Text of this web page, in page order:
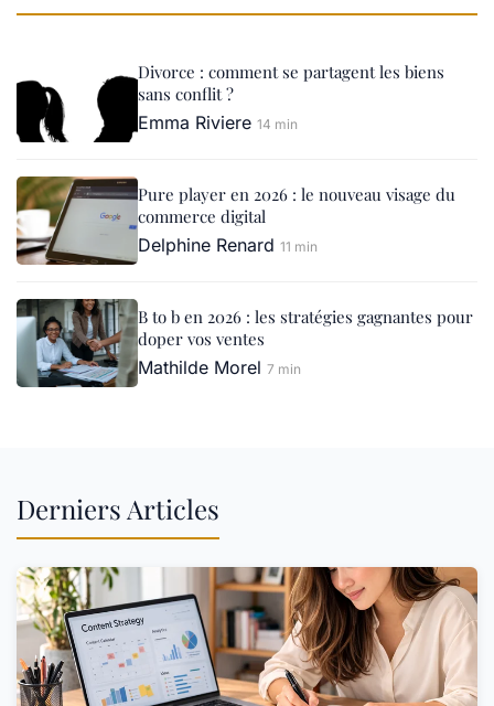
Divorce : comment se partagent les biens
sans conflit ?
Emma Riviere 14 min
Pure player en 2026 : le nouveau visage du
commerce digital
Delphine Renard 11 min
B to b en 2026 : les stratégies gagnantes pour
doper vos ventes
Mathilde Morel 7 min
Derniers Articles